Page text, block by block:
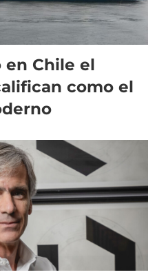
en Chile el
como el